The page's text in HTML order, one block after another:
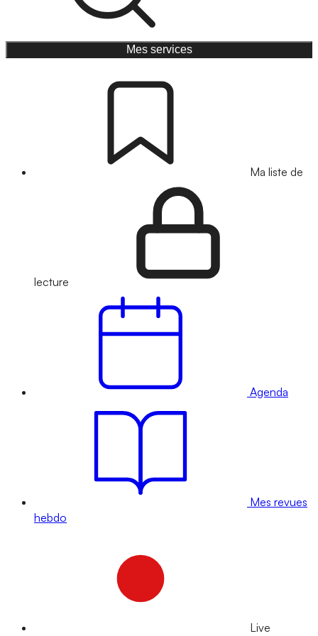
Mes services
Ma liste de
lecture
Agenda
Mes revues
hebdo
Live